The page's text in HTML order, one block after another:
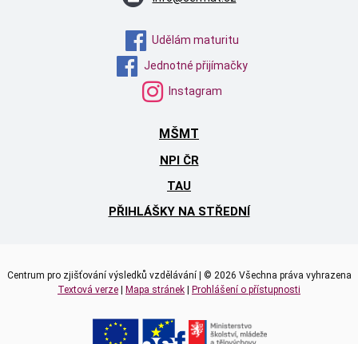
Udělám maturitu
Jednotné přijímačky
Instagram
MŠMT
NPI ČR
TAU
PŘIHLÁŠKY NA STŘEDNÍ
Centrum pro zjišťování výsledků vzdělávání | © 2026 Všechna práva vyhrazena
Textová verze | Mapa stránek | Prohlášení o přístupnosti